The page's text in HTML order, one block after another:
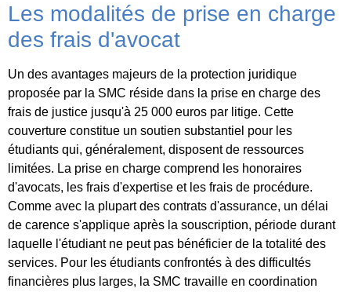
Les modalités de prise en charge
des frais d'avocat
Un des avantages majeurs de la protection juridique
proposée par la SMC réside dans la prise en charge des
frais de justice jusqu'à 25 000 euros par litige. Cette
couverture constitue un soutien substantiel pour les
étudiants qui, généralement, disposent de ressources
limitées. La prise en charge comprend les honoraires
d'avocats, les frais d'expertise et les frais de procédure.
Comme avec la plupart des contrats d'assurance, un délai
de carence s'applique après la souscription, période durant
laquelle l'étudiant ne peut pas bénéficier de la totalité des
services. Pour les étudiants confrontés à des difficultés
financières plus larges, la SMC travaille en coordination